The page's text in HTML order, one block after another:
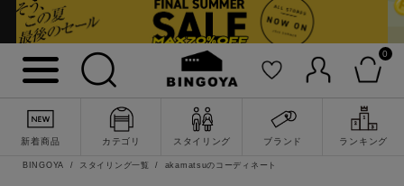
0
新着商品 カテゴリ スタイリング ブランド ランキング
BINGOYA スタイリング一覧 akamatsuのコーディネート